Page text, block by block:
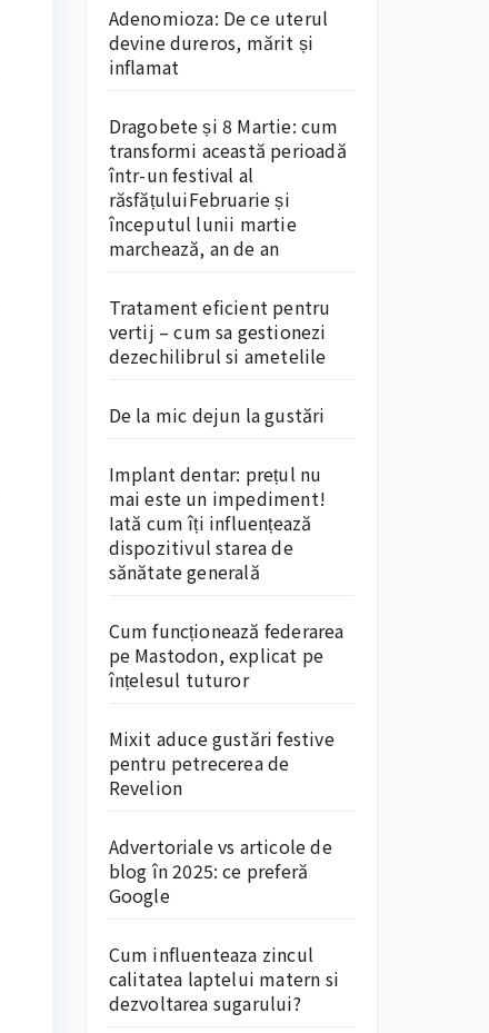
Adenomioza: De ce uterul
devine dureros, mărit și
inflamat
Dragobete și 8 Martie: cum
transformi această perioadă
într-un festival al
răsfățuluiFebruarie și
începutul lunii martie
marchează, an de an
Tratament eficient pentru
vertij – cum sa gestionezi
dezechilibrul si ametelile
De la mic dejun la gustări
Implant dentar: prețul nu
mai este un impediment!
Iată cum îți influențează
dispozitivul starea de
sănătate generală
Cum funcționează federarea
pe Mastodon, explicat pe
înțelesul tuturor
Mixit aduce gustări festive
pentru petrecerea de
Revelion
Advertoriale vs articole de
blog în 2025: ce preferă
Google
Cum influenteaza zincul
calitatea laptelui matern si
dezvoltarea sugarului?